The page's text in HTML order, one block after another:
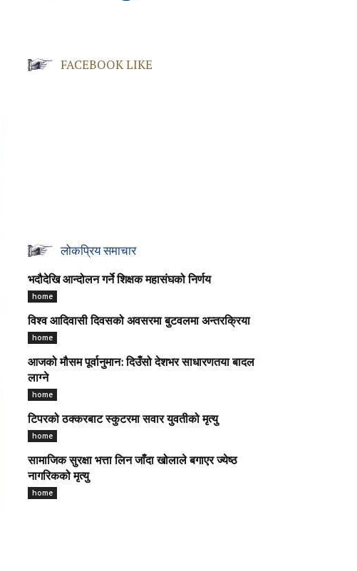
FACEBOOK LIKE
लोकप्रिय समाचार
भदौदेखि आन्दोलन गर्ने शिक्षक महासंघको निर्णय
home
विश्व आदिवासी दिवसको अवसरमा बुटवलमा अन्तरक्रिया
home
आजको मौसम पूर्वानुमान: दिउँसो देशभर साधारणतया बादल
लाग्ने
home
टिपरको ठक्करबाट स्कुटरमा सवार युवतीको मृत्यु
home
सामाजिक सुरक्षा भत्ता लिन जाँदा खोलाले बगाएर ज्येष्ठ
नागरिकको मृत्यु
home